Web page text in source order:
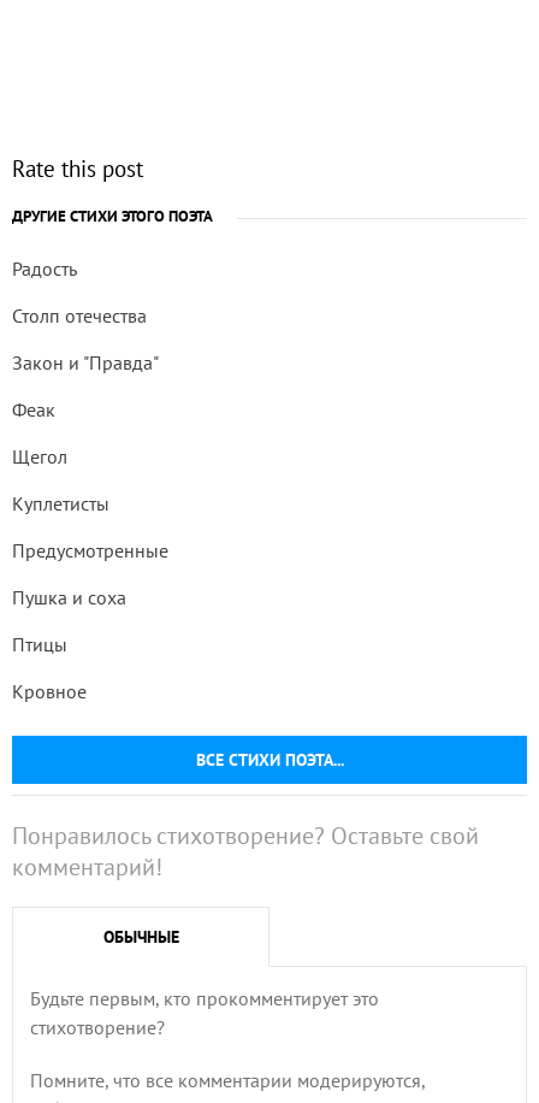
Rate this post
ДРУГИЕ СТИХИ ЭТОГО ПОЭТА
ВСЕ СТИХИ ПОЭТА...
Радость
Столп отечества
Закон и "Правда"
Феак
Щегол
Куплетисты
Предусмотренные
Пушка и соха
Птицы
Кровное
Понравилось стихотворение? Оставьте свой
комментарий!
ОБЫЧНЫЕ
Будьте первым, кто прокомментирует это
стихотворение?
Помните, что все комментарии модерируются,